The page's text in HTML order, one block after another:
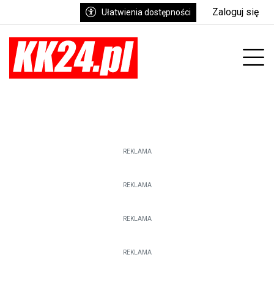
Ułatwienia dostępności Zaloguj się
REKLAMA
REKLAMA
REKLAMA
REKLAMA